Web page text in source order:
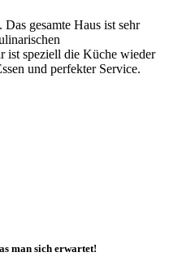
gesamte Haus ist sehr
ist speziell die Küche wieder
und perfekter Service.
man sich erwartet!